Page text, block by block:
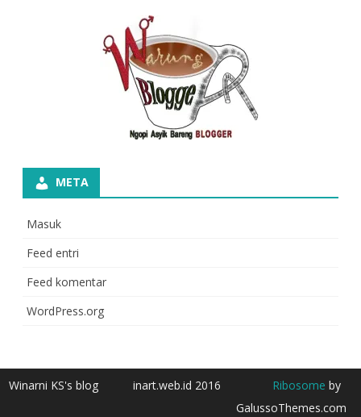
META
Masuk
Feed entri
Feed komentar
WordPress.org
Winarni KS's blog inart.web.id 2016 Ribosome by
GalussoThemes.com